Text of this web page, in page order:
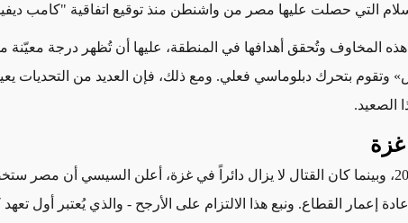
التي حصلت عليها مصر من واشنطن منذ توقيع اتفاقية "كامب
هذه المخاوف وتُحقق أهدافها في المنطقة، عليها أن تُظهر درجة معيّنة
وتقوم بتحرك دبلوماسي فعلي. ومع ذلك، فإن العديد من التحديات
الصعيد.
غزة
في 18 أيار/مايو 2021، وبينما كان القتال لا يزال دائراً في غزة، أعلن السيسي أن
إعمار القطاع. ونبع هذا الالتزام على الأرجح - والذي يُعتبر أولتعهد